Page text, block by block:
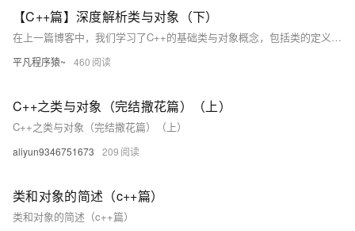
【C++篇】深度解析类与对象（下）
在上一篇博客中，我们学习了C++的基础类与对象概念，包括类的定义、对象的使用和构造函数的作用。在这一篇，我们将深入探讨C++类的一些重要特性，如构造函数的高级用法、类型转换、static成员、友元、内部类、匿名对象，以及对象拷贝优化等。这些内容可以帮助你更好地理解和应用面向对象编程的核心理念，提升代码的健壮性、灵活性和可维护性。
平凡程序猿~ 460
C++之类与对象（完结撒花篇）（上）
C++之类与对象（完结撒花篇）（上）
aliyun9346751673 209
类和对象的简述（c++篇）
类和对象的简述（c++篇）